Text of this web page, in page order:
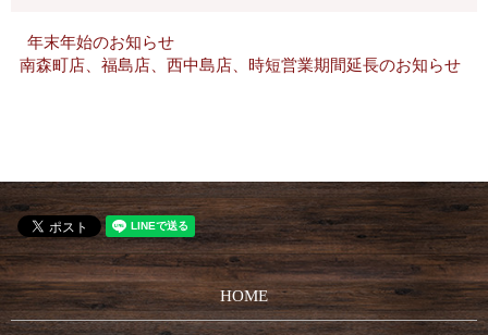
年末年始のお知らせ
南森町店、福島店、西中島店、時短営業期間延長のお知らせ
HOME